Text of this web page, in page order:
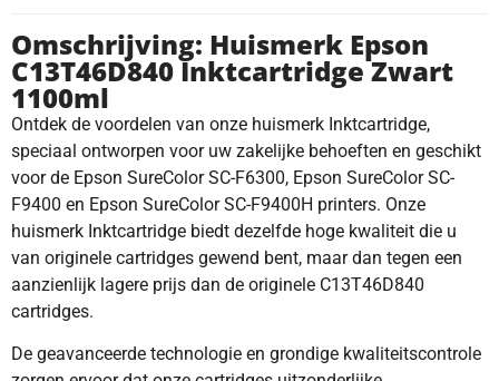
Omschrijving: Huismerk Epson
C13T46D840 Inktcartridge Zwart
1100ml
Ontdek de voordelen van onze huismerk Inktcartridge,
speciaal ontworpen voor uw zakelijke behoeften en geschikt
voor de Epson SureColor SC-F6300, Epson SureColor SC-
F9400 en Epson SureColor SC-F9400H printers. Onze
huismerk Inktcartridge biedt dezelfde hoge kwaliteit die u
van originele cartridges gewend bent, maar dan tegen een
aanzienlijk lagere prijs dan de originele C13T46D840
cartridges.
De geavanceerde technologie en grondige kwaliteitscontrole